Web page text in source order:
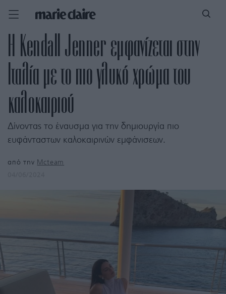
H Kendall Jenner εμφανίζεται στην
Ιταλία με το πιο γλυκό χρώμα του
καλοκαιριού
Δίνοντας το έναυσμα για την δημιουργία πιο
ευφάνταστων καλοκαιρινών εμφάνισεων.
από την Mcteam